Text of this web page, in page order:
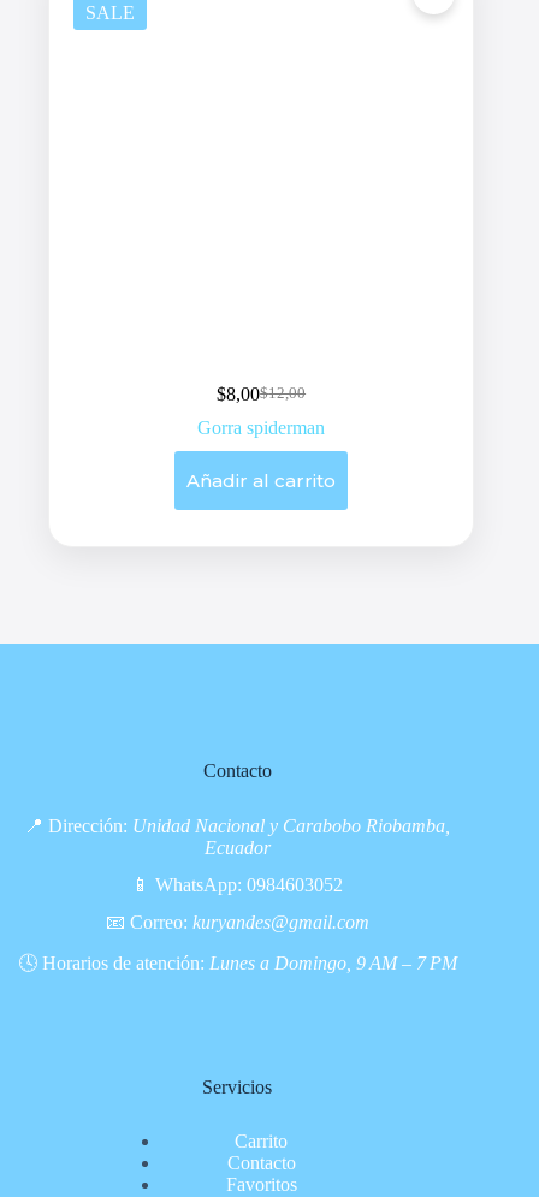
SALE
$12,00
Original
price
$8,00Current
price
Gorra spiderman
Añadir al carrito
Contacto
📍 Dirección: Unidad Nacional y Carabobo Riobamba,
Ecuador
📱 WhatsApp:0984603052
📧 Correo: kuryandes@gmail.com
🕓 Horarios de atención: Lunes a Domingo, 9 AM – 7 PM
Servicios
Carrito
Contacto
Favoritos